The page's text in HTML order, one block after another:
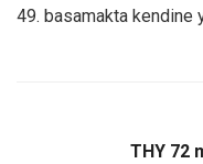
49. basamakta kendine
THY 72